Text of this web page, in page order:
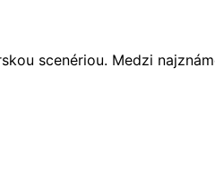
scenériou. Medzi